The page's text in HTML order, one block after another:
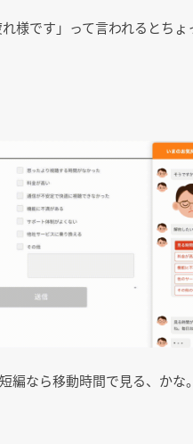
れ様です」って言われるとち
編なら移動時間で見る、かな